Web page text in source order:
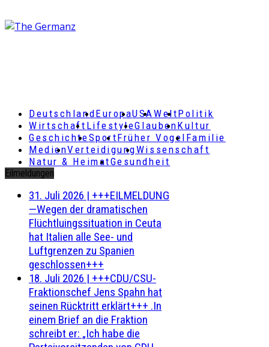
DeutschlandEuropaUSAWeltPolitik
Wirtschaft LifestyleGlaubenKultur
GeschichteSportFrüher Vogel Familie
MedienVerteidigungWissenschaft
Natur & HeimatGesundheit
Eilmeldungen
31. Juli 2026 | +++EILMELDUNG
—Wegen der dramatischen
Flüchtluingssituation in Ceuta
hat Italien alle See- und
Luftgrenzen zu Spanien
geschlossen+++
18. Juli 2026 | +++CDU/CSU-
Fraktionschef Jens Spahn hat
seinen Rücktritt erklärt+++ .In
einem Brief an die Fraktion
schreibt er: „Ich habe die